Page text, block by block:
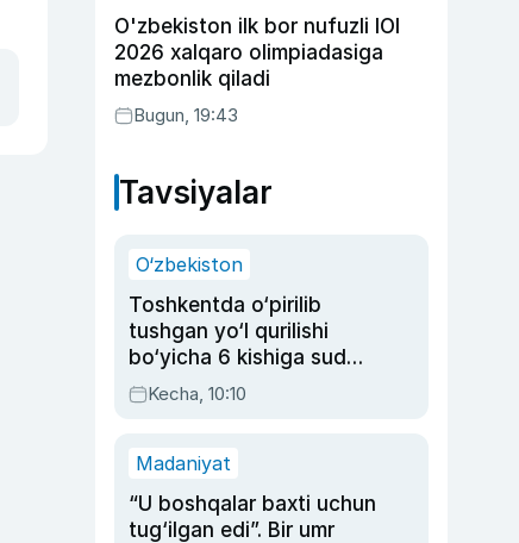
O'zbekiston ilk bor nufuzli IOI
2026 xalqaro olimpiadasiga
mezbonlik qiladi
Bugun, 19:43
Tavsiyalar
O‘zbekiston
Toshkentda o‘pirilib
tushgan yo‘l qurilishi
bo‘yicha 6 kishiga sud
hukmi o‘qildi
Kecha, 10:10
Madaniyat
“U boshqalar baxti uchun
tug‘ilgan edi”. Bir umr